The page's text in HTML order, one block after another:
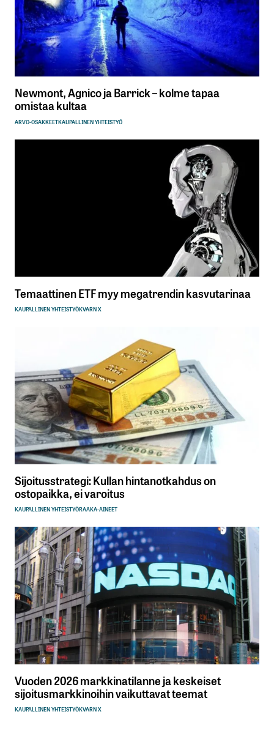
Newmont, Agnico ja Barrick – kolme tapaa
omistaa kultaa
ARVO-OSAKKEETKAUPALLINEN YHTEISTYÖ
Temaattinen ETF myy megatrendin kasvutarinaa
KAUPALLINEN YHTEISTYÖKVARN X
Sijoitusstrategi: Kullan hintanotkahdus on
ostopaikka, ei varoitus
KAUPALLINEN YHTEISTYÖRAAKA-AINEET
Vuoden 2026 markkinatilanne ja keskeiset
sijoitusmarkkinoihin vaikuttavat teemat
KAUPALLINEN YHTEISTYÖKVARN X